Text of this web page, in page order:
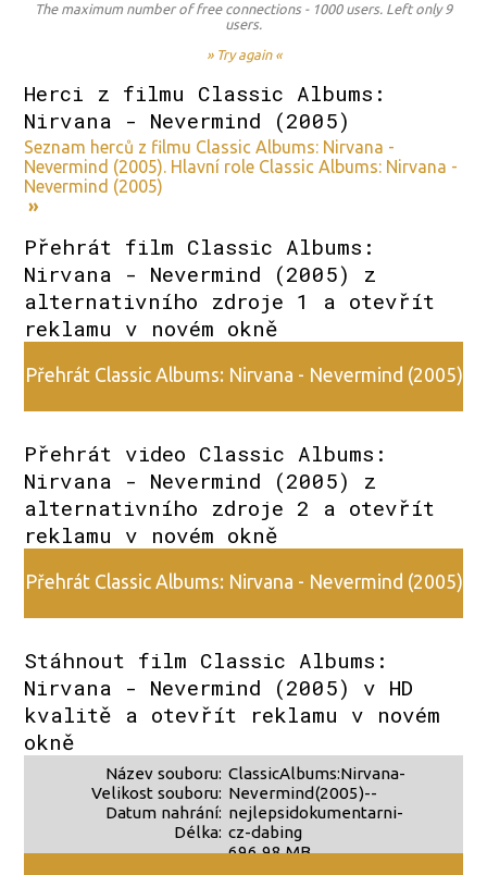
The maximum number of free connections - 1000 users. Left only 9
users.
» Try again «
Herci z filmu Classic Albums:
Nirvana - Nevermind (2005)
Seznam herců z filmu Classic Albums: Nirvana -
Nevermind (2005). Hlavní role Classic Albums: Nirvana -
Nevermind (2005)
»
Přehrát film Classic Albums:
Nirvana - Nevermind (2005) z
alternativního zdroje 1 a otevřít
reklamu v novém okně
Přehrát Classic Albums: Nirvana - Nevermind (2005)
Přehrát video Classic Albums:
Nirvana - Nevermind (2005) z
alternativního zdroje 2 a otevřít
reklamu v novém okně
Přehrát Classic Albums: Nirvana - Nevermind (2005)
Stáhnout film Classic Albums:
Nirvana - Nevermind (2005) v HD
kvalitě a otevřít reklamu v novém
okně
Název souboru:
Velikost souboru:
Datum nahrání:
Délka:
ClassicAlbums:Nirvana-
Nevermind(2005)--
nejlepsidokumentarni-
cz-dabing
696,98 MB